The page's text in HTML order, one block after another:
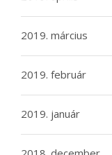
2019. március
2019. február
2019. január